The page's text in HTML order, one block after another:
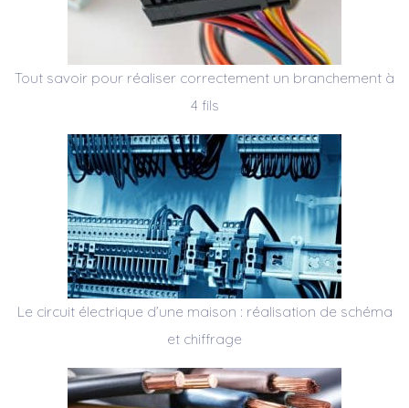
Tout savoir pour réaliser correctement un branchement à
4 fils
Le circuit électrique d’une maison : réalisation de schéma
et chiffrage